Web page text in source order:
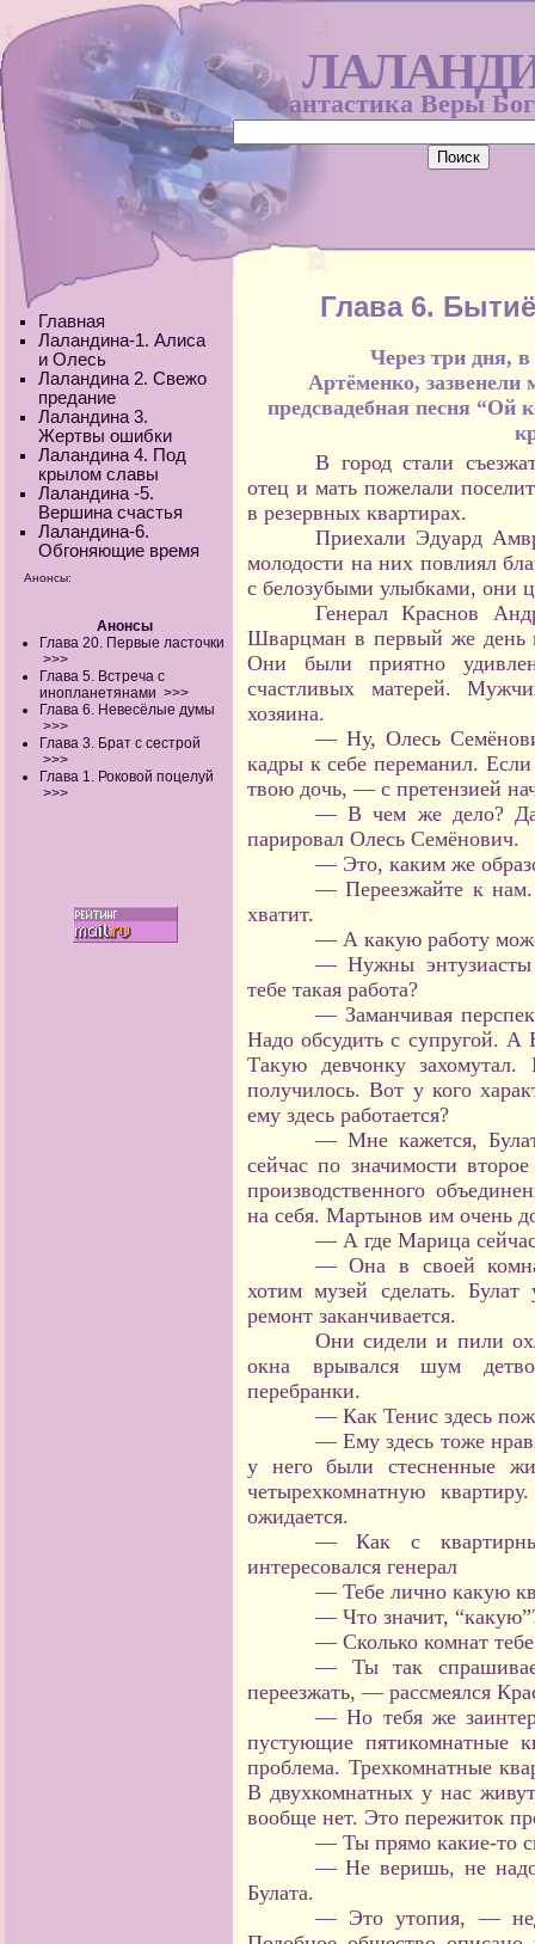
Фантастика Веры
Главная
Лаландина-1. Алиса
и Олесь
Лаландина 2. Свежо
предание
Лаландина 3.
Жертвы ошибки
Лаландина 4. Под
крылом славы
Лаландина -5.
Вершина счастья
Лаландина-6.
Обгоняющие время
Анонсы:
Анонсы
Глава 20. Первые ласточки
>>>
Глава 5. Встреча с
инопланетянами >>>
Глава 6. Невесёлые думы
>>>
Глава 3. Брат с сестрой
>>>
Глава 1. Роковой поцелуй
>>>
Глава 6.
Через три дня, в
Артёменко, зазвенели
предсвадебная песня
В город стали
отец и мать пожелали
в резервных квартирах.
Приехали Эдуард
молодости на них повлиял
с белозубыми улыбками, они
Генерал Краснов
Шварцман в первый же день
Они были приятно
счастливых матерей.
хозяина.
— Ну, Олесь
кадры к себе переманил.
твою дочь, — с претензией
— В чем же дело?
парировал Олесь Семёнович.
— Это, каким же
— Переезжайте к нам.
хватит.
— А какую работу
— Нужны энтузиасты
тебе такая работа?
— Заманчивая
Надо обсудить с супругой. А
Такую девчонку
получилось. Вот у кого
ему здесь работается?
— Мне кажется,
сейчас по значимости
производственного
на себя. Мартынов им очень
— А где Марица
— Она в своей
хотим музей сделать.
ремонт заканчивается.
Они сидели и пили
окна врывался шум
перебранки.
— Как Тенис здесь
— Ему здесь тоже
у него были стесненные
четырехкомнатную
ожидается.
— Как с
интересовался генерал
— Тебе лично какую
— Что значит,
— Сколько комнат
— Ты так
переезжать, — рассмеялся
— Но тебя же
пустующие пятикомнатные
проблема. Трехкомнатные
В двухкомнатных у нас
вообще нет. Это пережиток
— Ты прямо какие-то
— Не веришь, не
Булата.
— Это утопия, —